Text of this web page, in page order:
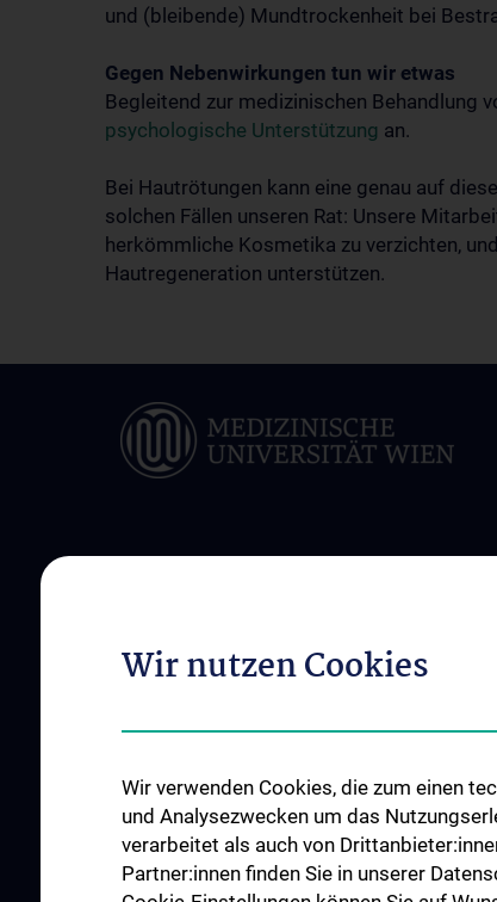
und (bleibende) Mundtrockenheit bei
Gegen Nebenwirkungen tun wir etwas
Begleitend zur medizinischen Behandlung
psychologische Unterstützung an.
Bei Hautrötungen kann eine genau auf
solchen Fällen unseren Rat: Unsere
herkömmliche Kosmetika zu verzichten,
Hautregeneration unterstützen.
Karriere
News
Anfahrt
Kontakt
Ambulanzen
Therapieablauf
Pädiatrische
Wir nutzen Cookies
Wir verwenden Cookies, die zum einen
und Analysezwecken um das
verarbeitet als auch von
Partner:innen finden Sie in unserer